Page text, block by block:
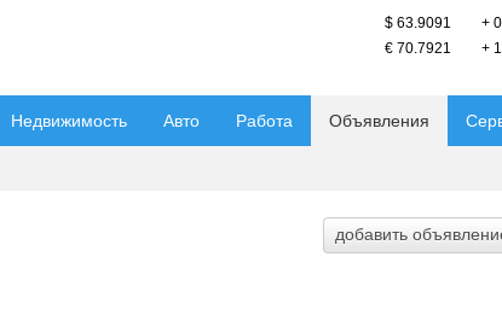
$ 63.9091 +
€ 70.7921
+
Недвижимость Авто Работа Объявления